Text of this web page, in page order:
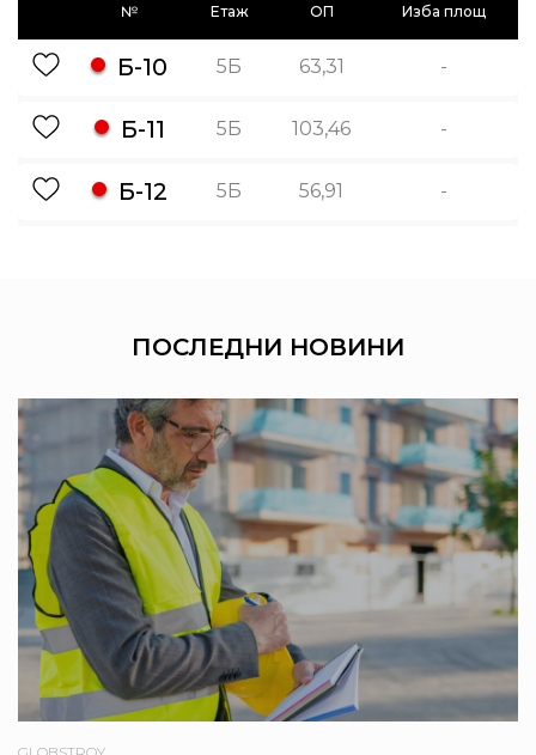
№ Етаж ОП Изба площ
Б-10 5Б 63,31 -
Б-11 5Б 103,46 -
Б-12 5Б 56,91 -
ПОСЛЕДНИ НОВИНИ